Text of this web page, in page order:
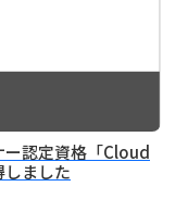
ー認定資格「Cloud
ました